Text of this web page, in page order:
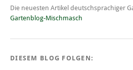
Die neuesten Artikel deutschsprachiger
Gartenblog-Mischmasch
DIESEM BLOG FOLGEN: